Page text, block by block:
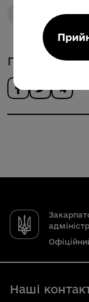
Безбарʼєрність
Поділитись
Наші